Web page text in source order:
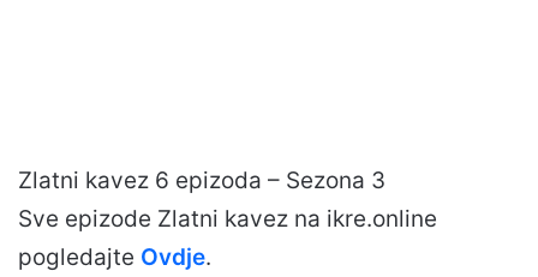
Zlatni kavez 6 epizoda – Sezona 3
Sve epizode Zlatni kavez na ikre.online
pogledajte Ovdje.